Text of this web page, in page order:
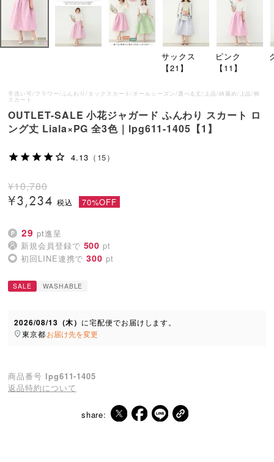
サックス
【21】
ピンク
【11】
手洗い可/フラワー/ふんわり/タックスカート/オールシーズン/選べる丈/上品/綺麗め/上品/柄
スカート
OUTLET-SALE 小花ジャガード ふんわり スカート ロ
ング丈 Liala×PG 全3色｜lpg611-1405【1】
4.13 （15）
¥10,780
¥3,234 70%OFF
29 pt進呈
新規会員登録で 500 pt
初回LINE連携で 300 pt
SALE WASHABLE
2026/08/13（木） に宅配便でお届けします。
東京都お届け先を変更
商品番号 lpg611-1405
返品特約について
share: